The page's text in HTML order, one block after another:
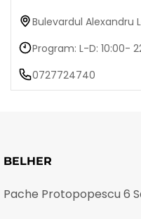
Bulevardul Alexandru
Program: L-D: 10:00-
0727724740
BELHER
Pache Protopopescu 6